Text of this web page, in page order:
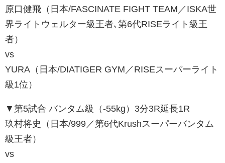
原口健飛（日本/FASCINATE FIGHT TEAM／ISKA世
界ライトウェルター級王者､第6代RISEライト級王
者）
vs
YURA（日本/DIATIGER GYM／RISEスーパーライト
級1位）
▼第5試合 バンタム級（-55kg）3分3R延長1R
玖村将史（日本/999／第6代Krushスーパーバンタム
級王者）
vs